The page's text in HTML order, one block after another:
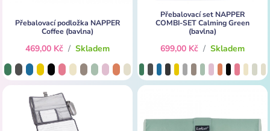
Přebalovací podložka NAPPER
Coffee (bavlna)
469,00 Kč / Skladem
Přebalovací set NAPPER
COMBI-SET Calming Green
(bavlna)
699,00 Kč / Skladem